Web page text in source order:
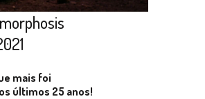
mais foi
últimos 25 anos!